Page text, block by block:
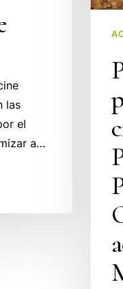
las
el
a…
Polo